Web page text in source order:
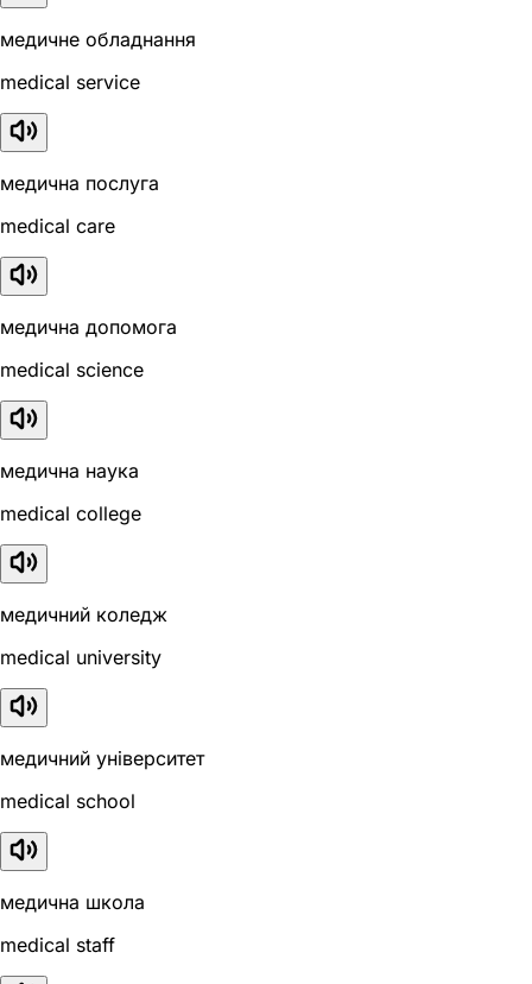
медичне обладнання
medical service
медична послуга
medical care
медична допомога
medical science
медична наука
medical college
медичний коледж
medical university
медичний університет
medical school
медична школа
medical staff